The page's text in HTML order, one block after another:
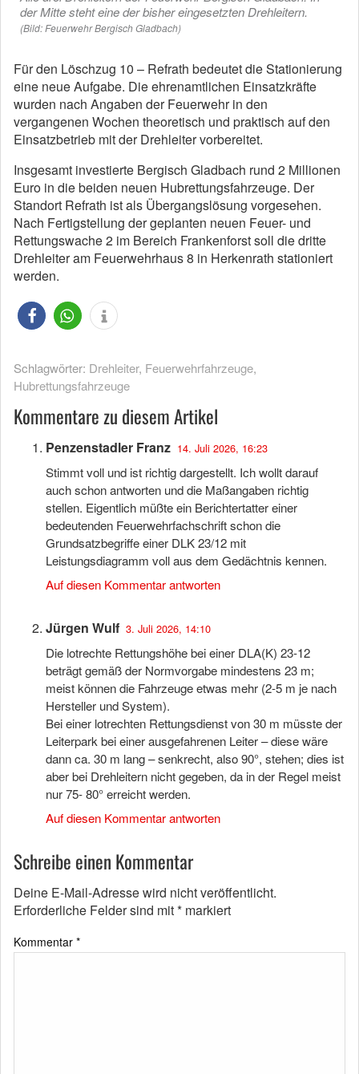
der Mitte steht eine der bisher eingesetzten Drehleitern.
(Bild: Feuerwehr Bergisch Gladbach)
Für den Löschzug 10 – Refrath bedeutet die Stationierung
eine neue Aufgabe. Die ehrenamtlichen Einsatzkräfte
wurden nach Angaben der Feuerwehr in den
vergangenen Wochen theoretisch und praktisch auf den
Einsatzbetrieb mit der Drehleiter vorbereitet.
Insgesamt investierte Bergisch Gladbach rund 2 Millionen
Euro in die beiden neuen Hubrettungsfahrzeuge. Der
Standort Refrath ist als Übergangslösung vorgesehen.
Nach Fertigstellung der geplanten neuen Feuer- und
Rettungswache 2 im Bereich Frankenforst soll die dritte
Drehleiter am Feuerwehrhaus 8 in Herkenrath stationiert
werden.
Schlagwörter: Drehleiter, Feuerwehrfahrzeuge,
Hubrettungsfahrzeuge
Kommentare zu diesem Artikel
Penzenstadler Franz 14. Juli 2026, 16:23
Stimmt voll und ist richtig dargestellt. Ich wollt darauf
auch schon antworten und die Maßangaben richtig
stellen. Eigentlich müßte ein Berichtertatter einer
bedeutenden Feuerwehrfachschrift schon die
Grundsatzbegriffe einer DLK 23/12 mit
Leistungsdiagramm voll aus dem Gedächtnis kennen.
Auf diesen Kommentar antworten
Jürgen Wulf 3. Juli 2026, 14:10
Die lotrechte Rettungshöhe bei einer DLA(K) 23-12
beträgt gemäß der Normvorgabe mindestens 23 m;
meist können die Fahrzeuge etwas mehr (2-5 m je nach
Hersteller und System).
Bei einer lotrechten Rettungsdienst von 30 m müsste der
Leiterpark bei einer ausgefahrenen Leiter – diese wäre
dann ca. 30 m lang – senkrecht, also 90°, stehen; dies ist
aber bei Drehleitern nicht gegeben, da in der Regel meist
nur 75- 80° erreicht werden.
Auf diesen Kommentar antworten
Schreibe einen Kommentar
Deine E-Mail-Adresse wird nicht veröffentlicht.
Erforderliche Felder sind mit* markiert
Kommentar *